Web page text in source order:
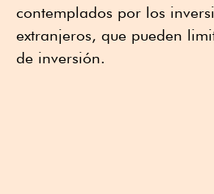
contemplados por los
extranjeros, que pueden
de inversión.